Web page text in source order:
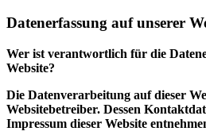
Datenerfassung auf unserer
Wer ist verantwortlich für die
Website?
Die Datenverarbeitung auf dieser
Websitebetreiber. Dessen
Impressum dieser Website